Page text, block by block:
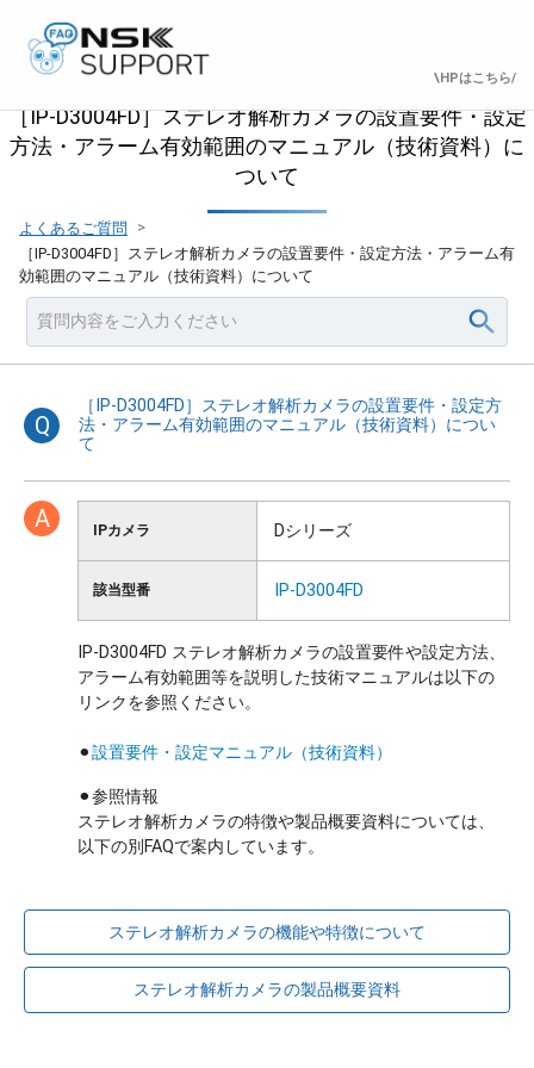
\HPはこちら/
［IP-D3004FD］ステレオ解析カメラの設置要件・設定
方法・アラーム有効範囲のマニュアル（技術資料）に
ついて
よくあるご質問
>
［IP-D3004FD］ステレオ解析カメラの設置要件・設定方法・アラーム有
効範囲のマニュアル（技術資料）について
Q
［IP-D3004FD］ステレオ解析カメラの設置要件・設定方
法・アラーム有効範囲のマニュアル（技術資料）につい
て
A IPカメラ Dシリーズ
該当型番 IP-D3004FD
IP-D3004FD ステレオ解析カメラの設置要件や設定方法、
アラーム有効範囲等を説明した技術マニュアルは以下の
リンクを参照ください。
⚫︎設置要件・設定マニュアル（技術資料）
⚫︎参照情報
ステレオ解析カメラの特徴や製品概要資料については、
以下の別FAQで案内しています。
ステレオ解析カメラの機能や特徴について
ステレオ解析カメラの製品概要資料